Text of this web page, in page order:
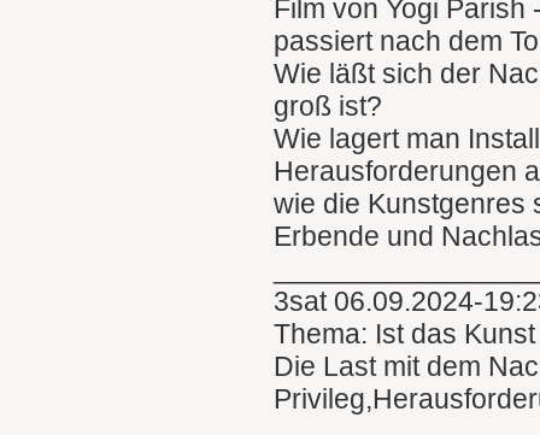
Film von Yogi
passiert nach dem
Wie läßt sich der
groß ist?
Wie lagert man
Herausforderungen
wie die Kunstgenres
Erbende und
3sat 06.09.2024-
Thema: Ist das
Die Last mit dem